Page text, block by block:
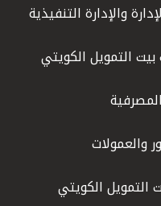
والإدارة التنفيذية
التمويل الكويتي
والعمولات
التمويل الكويتي